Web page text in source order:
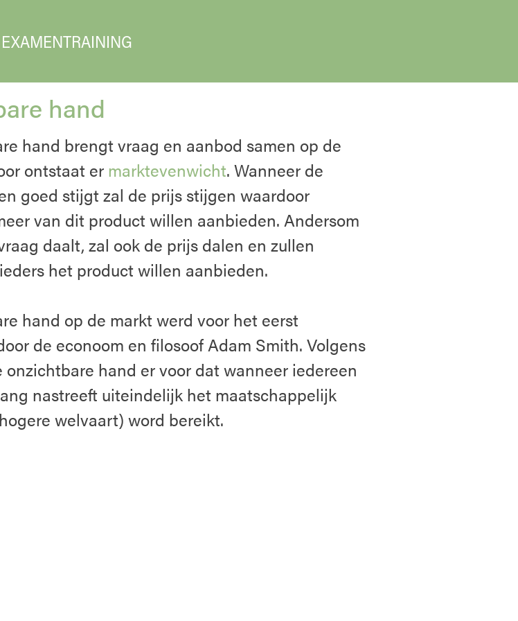
EXAMENTRAINING
hand
hand brengt vraag en aanbod samen op de
ontstaat er marktevenwicht. Wanneer de
goed stijgt zal de prijs stijgen waardoor
van dit product willen aanbieden. Andersom
daalt, zal ook de prijs dalen en zullen
het product willen aanbieden.
hand op de markt werd voor het eerst
de econoom en filosoof Adam Smith. Volgens
onzichtbare hand er voor dat wanneer iedereen
nastreeft uiteindelijk het maatschappelijk
welvaart) word bereikt.